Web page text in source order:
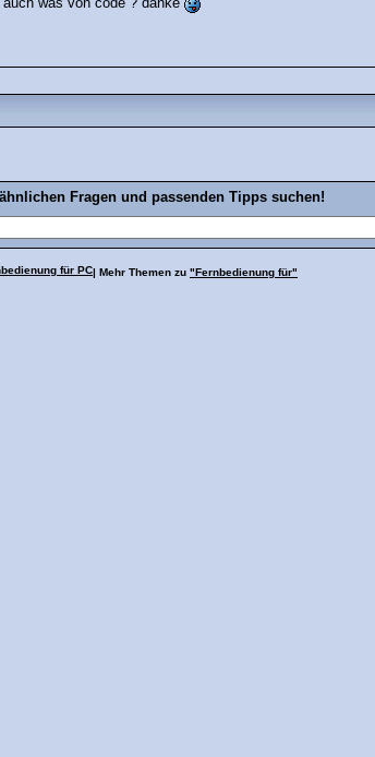
was von code ? danke
Fragen und passenden Tipps suchen!
für PC| Mehr Themen zu "Fernbedienung für"